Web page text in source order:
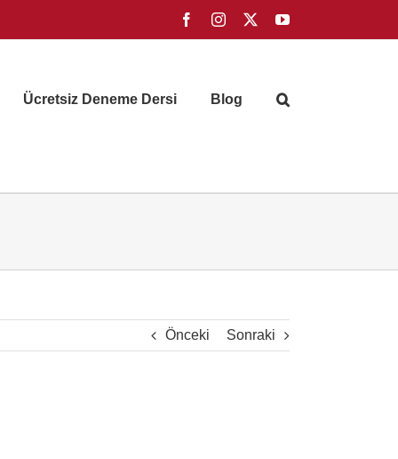
FacebookInstagram YouTube
Ücretsiz Deneme Dersi Blog
Önceki Sonraki